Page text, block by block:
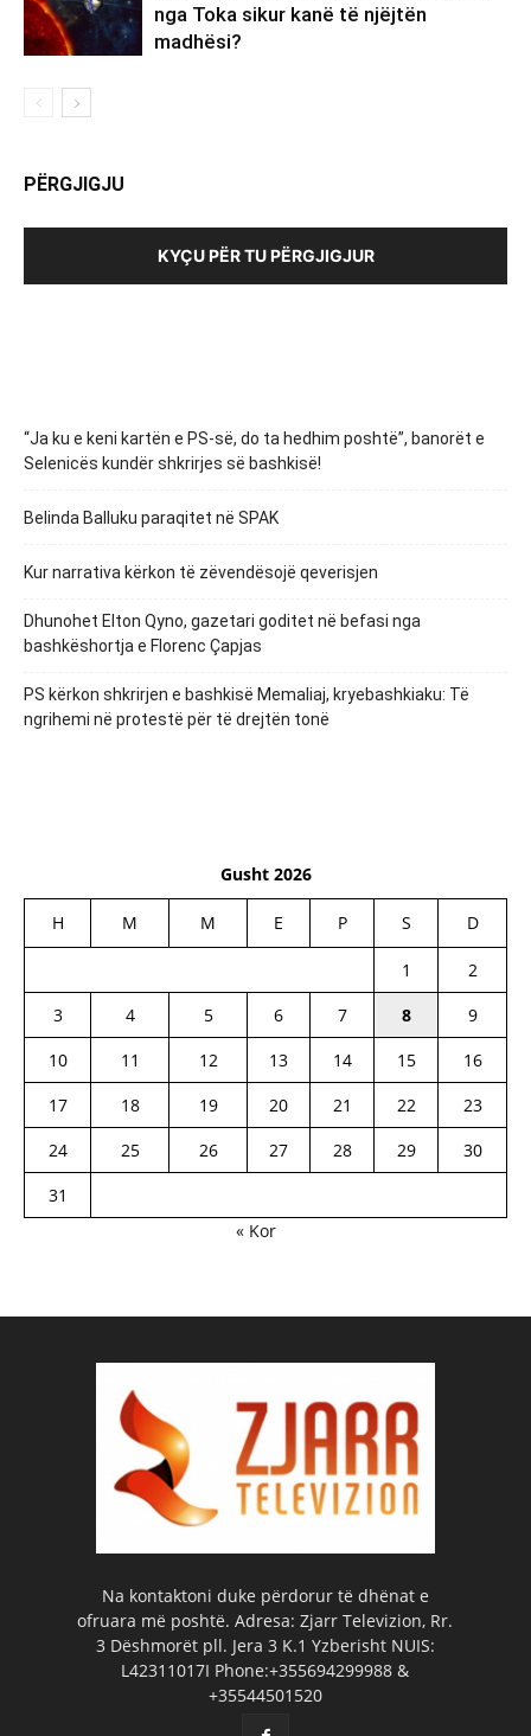
nga Toka sikur kanë të njëjtën
madhësi?
PËRGJIGJU
KYÇU PËR TU PËRGJIGJUR
“Ja ku e keni kartën e PS-së, do ta hedhim poshtë”, banorët e
Selenicës kundër shkrirjes së bashkisë!
Belinda Balluku paraqitet në SPAK
Kur narrativa kërkon të zëvendësojë qeverisjen
Dhunohet Elton Qyno, gazetari goditet në befasi nga
bashkëshortja e Florenc Çapjas
PS kërkon shkrirjen e bashkisë Memaliaj, kryebashkiaku: Të
ngrihemi në protestë për të drejtën tonë
Gusht 2026
H M M E P S D
1
2
3
4 5 6 7 8
9
10
11 12 13 14 15
16
17
18 19 20 21 22
23
24
25 26 27 28 29
30
31
« Kor
Na kontaktoni duke përdorur të dhënat e
ofruara më poshtë. Adresa: Zjarr Televizion, Rr.
3 Dëshmorët pll. Jera 3 K.1 Yzberisht NUIS:
L42311017I Phone:+355694299988 &
+35544501520